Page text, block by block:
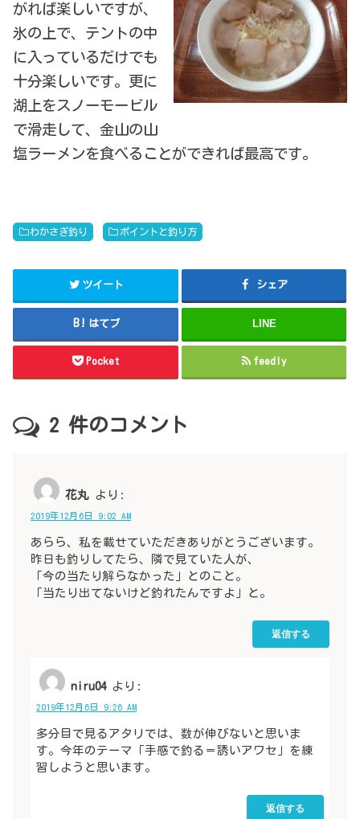
がれば楽しいですが、
氷の上で、テントの中
に入っているだけでも
十分楽しいです。更に
湖上をスノーモービル
で滑走して、金山の山
塩ラーメンを食べることができれば最高です。
わかさぎ釣り ポイントと釣り方
ツイート シェア
はてブ LINE
Pocket feedly
2 件のコメント
花丸 より:
2019年12月6日 9:02 AM
あらら、私を載せていただきありがとうございます。
昨日も釣りしてたら、隣で見ていた人が、
「今の当たり解らなかった」とのこと。
「当たり出てないけど釣れたんですよ」と。
返信する
niru04 より:
2019年12月6日 9:26 AM
多分目で見るアタリでは、数が伸びないと思いま
す。今年のテーマ「手感で釣る＝誘いアワセ」を練
習しようと思います。
返信する